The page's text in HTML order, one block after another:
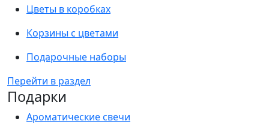
Цветы в коробках
Корзины с цветами
Подарочные наборы
Перейти в раздел
Подарки
Ароматические свечи